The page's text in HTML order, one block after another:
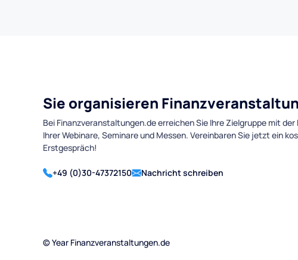
Sie organisieren
Bei Finanzveranstaltungen.de erreichen Sie Ihre Zielgruppe mit der
Ihrer Webinare, Seminare und Messen. Vereinbaren Sie jetzt ein
Erstgespräch!
+49 (0)30-47372150 Nachricht schreiben
©Year Finanzveranstaltungen.de